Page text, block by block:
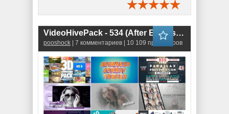
VideoHivePack - 534 (After Effects Projects Pack)
pooshock | 7 комментариев | 10 109 просмотров